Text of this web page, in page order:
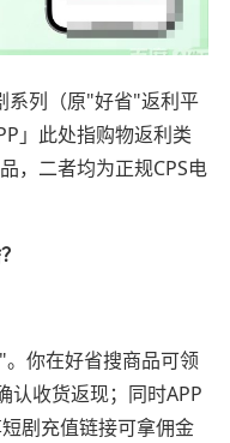
系列（原"好省"返利平
」此处指购物返利类
，二者均为正规CPS电
你在好省搜商品可领
认收货返现；同时APP
剧充值链接可拿佣金